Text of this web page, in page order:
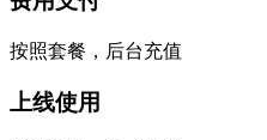
按照套餐，后台充值
上线使用